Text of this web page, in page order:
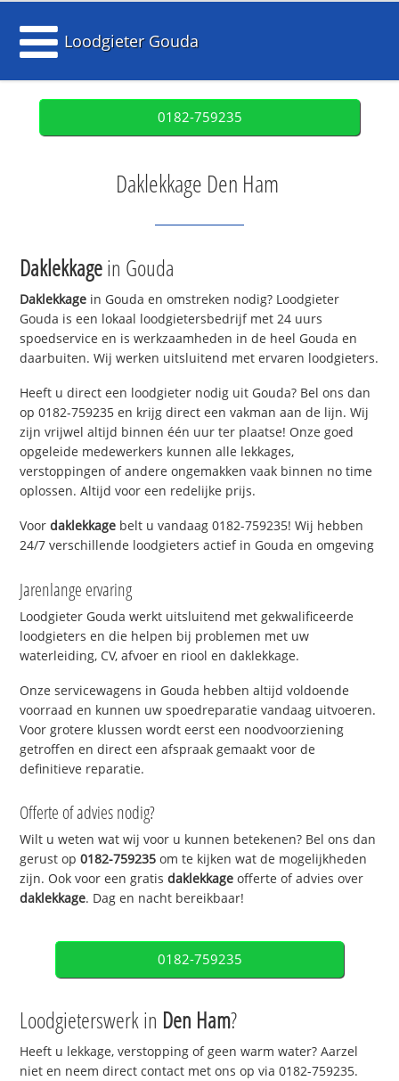
Loodgieter Gouda
0182-759235
Daklekkage Den Ham
Daklekkagein Gouda
Daklekkage in Gouda en omstreken nodig? Loodgieter
Gouda is een lokaal loodgietersbedrijf met 24 uurs
spoedservice en is werkzaamheden in de heel Gouda en
daarbuiten. Wij werken uitsluitend met ervaren loodgieters.
Heeft u direct een loodgieter nodig uit Gouda? Bel ons dan
op 0182-759235 en krijg direct een vakman aan de lijn. Wij
zijn vrijwel altijd binnen één uur ter plaatse! Onze goed
opgeleide medewerkers kunnen alle lekkages,
verstoppingen of andere ongemakken vaak binnen no time
oplossen. Altijd voor een redelijke prijs.
Voordaklekkage belt u vandaag 0182-759235! Wij hebben
24/7 verschillende loodgieters actief in Gouda en omgeving
Jarenlange ervaring
Loodgieter Gouda werkt uitsluitend met gekwalificeerde
loodgieters en die helpen bij problemen met uw
waterleiding, CV, afvoer en riool en daklekkage.
Onze servicewagens in Gouda hebben altijd voldoende
voorraad en kunnen uw spoedreparatie vandaag uitvoeren.
Voor grotere klussen wordt eerst een noodvoorziening
getroffen en direct een afspraak gemaakt voor de
definitieve reparatie.
Offerte of advies nodig?
Wilt u weten wat wij voor u kunnen betekenen? Bel ons dan
gerust op0182-759235 om te kijken wat de mogelijkheden
zijn. Ook voor een gratisdaklekkage offerte of advies over
daklekkage. Dag en nacht bereikbaar!
0182-759235
Loodgieterswerk in Den Ham?
Heeft u lekkage, verstopping of geen warm water? Aarzel
niet en neem direct contact met ons op via 0182-759235.